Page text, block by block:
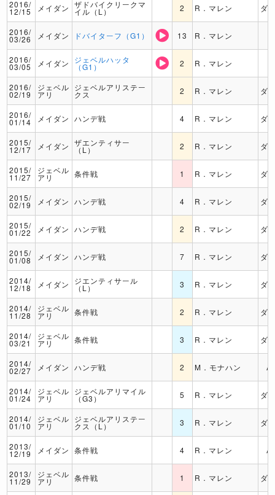
2016/
12/15 メイダン ザドバイクリークマ
イル（L） 2 R．マレン ダ
2016/
03/26 メイダン ドバイターフ（G1） 13 R．マレン
2016/
03/05 メイダン ジェベルハッタ
（G1） 2 R．マレン
2016/
02/19
ジェベル
アリ
ジェベルアリステー
クス 2 R．マレン ダ
2016/
01/14 メイダン ハンデ戦 4 R．マレン ダ
2015/
12/17 メイダン ザエンティサー
（L） 2 R．マレン ダ
2015/
11/27
ジェベル
アリ 条件戦 1 R．マレン ダ
2015/
02/19 メイダン ハンデ戦 4 R．マレン ダ
2015/
01/22 メイダン ハンデ戦 2 R．マレン ダ
2015/
01/08 メイダン ハンデ戦 7 R．マレン ダ
2014/
12/18 メイダン ジエンティサール
（L） 3 R．マレン ダ
2014/
11/28
ジェベル
アリ 条件戦 2 R．マレン ダ
2014/
03/21
ジェベル
アリ 条件戦 3 R．マレン ダ
2014/
02/27 メイダン ハンデ戦 2 M．モナハン
2014/
01/24
ジェベル
アリ
ジェベルアリマイル
（G3） 5 R．マレン ダ
2014/
01/10
ジェベル
アリ
ジェベルアリステー
クス（L） 3 R．マレン ダ
2013/
12/19 メイダン 条件戦 4 R．マレン
2013/
11/29
ジェベル
アリ 条件戦 1 R．マレン ダ